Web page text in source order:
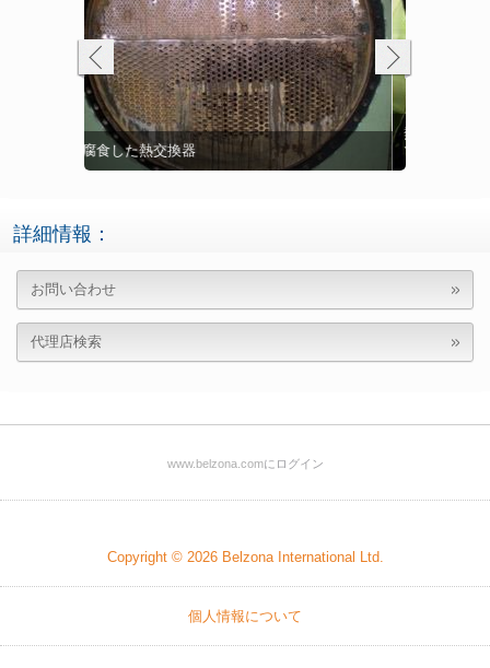
熱交換器をBelzona 1321 (セラミックSメタル)
で補修、保護
詳細情報：
お問い合わせ
代理店検索
www.belzona.comにログイン
Copyright © 2026 Belzona International Ltd.
個人情報について